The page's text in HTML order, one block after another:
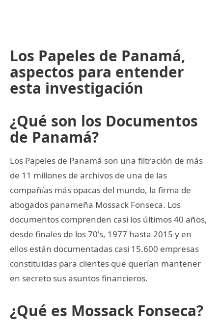
Los Papeles de Panamá,
aspectos para entender
esta investigación
¿Qué son los Documentos
de Panamá?
Los Papeles de Panamá son una filtración de más
de 11 millones de archivos de una de las
compañías más opacas del mundo, la firma de
abogados panameña Mossack Fonseca. Los
documentos comprenden casi los últimos 40 años,
desde finales de los 70's, 1977 hasta 2015 y en
ellos están documentadas casi 15.600 empresas
constituidas para clientes que querían mantener
en secreto sus asuntos financieros.
¿Qué es Mossack Fonseca?